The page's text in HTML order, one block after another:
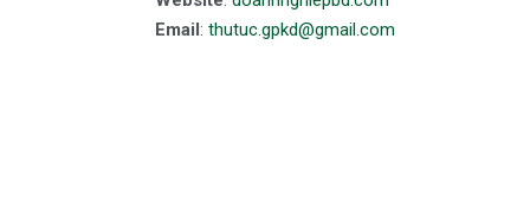
Email: thutuc.gpkd@gmail.com